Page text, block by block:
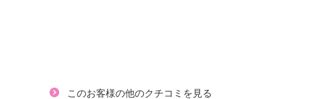
このお客様の他のクチコミを見る